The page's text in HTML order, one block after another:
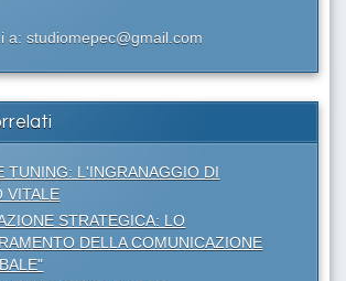
a: studiomepec@gmail.com
TUNING: L'INGRANAGGIO DI
VITALE
STRATEGICA: LO
DELLA COMUNICAZIONE